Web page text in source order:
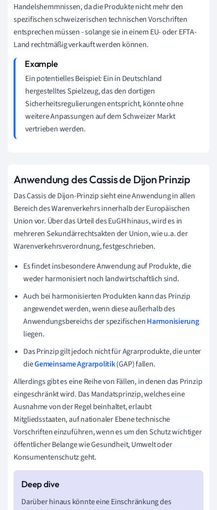
Handelshemmnissen, da die Produkte nicht mehr den
spezifischen schweizerischen technischen Vorschriften
entsprechen müssen - solange sie in einem EU- oder EFTA-
Land rechtmäßig verkauft werden können.
Ein potentielles Beispiel: Ein in Deutschland
hergestelltes Spielzeug, das den dortigen
Sicherheitsregulierungen entspricht, könnte ohne
weitere Anpassungen auf dem Schweizer Markt
vertrieben werden.
Anwendung des Cassis de Dijon Prinzip
Das Cassis de Dijon-Prinzip sieht eine Anwendung in allen
Bereich des Warenverkehrs innerhalb der Europäischen
Union vor. Über das Urteil des EuGH hinaus, wird es in
mehreren Sekundärrechtsakten der Union, wie u.a. der
Warenverkehrsverordnung, festgeschrieben.
Es findet insbesondere Anwendung auf Produkte, die
weder harmonisiert noch landwirtschaftlich sind.
Auch bei harmonisierten Produkten kann das Prinzip
angewendet werden, wenn diese außerhalb des
Anwendungsbereichs der spezifischenHarmonisierung
liegen.
Das Prinzip gilt jedoch nicht für Agrarprodukte, die unter
dieGemeinsame Agrarpolitik(GAP) fallen.
Allerdings gibt es eine Reihe von Fällen, in denen das Prinzip
eingeschränkt wird. Das Mandatsprinzip, welches eine
Ausnahme von der Regel beinhaltet, erlaubt
Mitgliedsstaaten, auf nationaler Ebene technische
Vorschriften einzuführen, wenn es um den Schutz wichtiger
öffentlicher Belange wie Gesundheit, Umwelt oder
Konsumentenschutz geht.
Darüber hinaus könnte eine Einschränkung des